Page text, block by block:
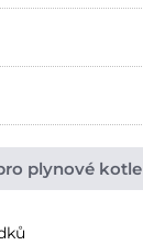
plynové kotle